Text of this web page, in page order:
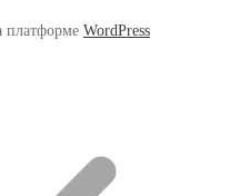
платформе WordPress